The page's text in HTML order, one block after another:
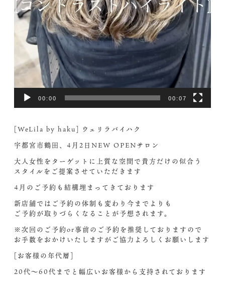
00:00 00:07
[WeLila by haku] ウェリラバイハク
宇都宮市鶴田、4月2日NEW OPENサロン
大人女性をターゲットに上質な空間で貴方だけの似合う
スタイルをご提案させていただきます‍
4月のご予約も結構埋まってきております
新店舗ではご予約の体制も変わり今までよりも
ご予約が取りづらくなることが予想されます。
※次回のご予約or事前のご予約を推奨しておりますので
お手数をおかけいたしますがご協力よろしくお願いします
[お客様の年代層]
20代〜60代までと幅広いお客様から支持されております